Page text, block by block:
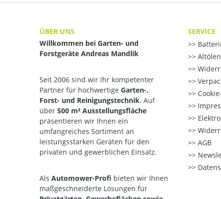
ÜBER UNS
Willkommen bei Garten- und
Forstgeräte Andreas Mandlik
Seit 2006 sind wir Ihr kompetenter
Partner für hochwertige Garten-,
Forst- und Reinigungstechnik. Auf
über 500 m² Ausstellungsfläche
präsentieren wir Ihnen ein
umfangreiches Sortiment an
leistungsstarken Geräten für den
privaten und gewerblichen Einsatz.
Als Automower-Profi bieten wir Ihnen
maßgeschneiderte Lösungen für
SERVICE
AGB